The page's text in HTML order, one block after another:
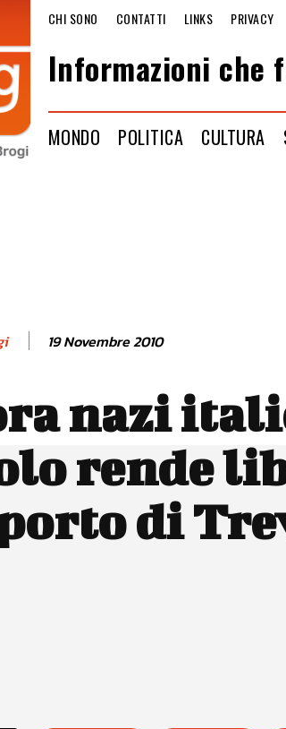
CHI SONO CONTATTI LINKS PRIVACY
Informazioni che
MONDO POLITICA CULTURA
19 Novembre 2010
nazi
rende
di